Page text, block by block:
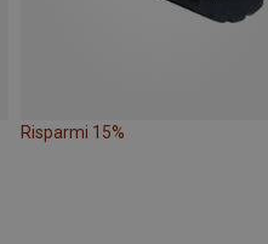
Risparmi 15%